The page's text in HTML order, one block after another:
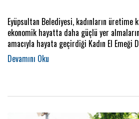
Eyüpsultan Belediyesi, kadınların üretime
ekonomik hayatta daha güçlü yer
amacıyla hayata geçirdiği Kadın El Emeği
üreticileri vatandaşlarla buluşturdu.